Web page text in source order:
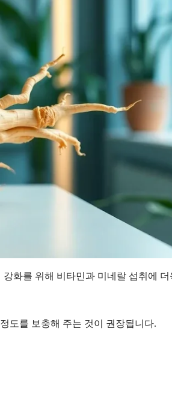
화를 위해 비타민과 미네랄 섭취에 더
도를 보충해 주는 것이 권장됩니다.